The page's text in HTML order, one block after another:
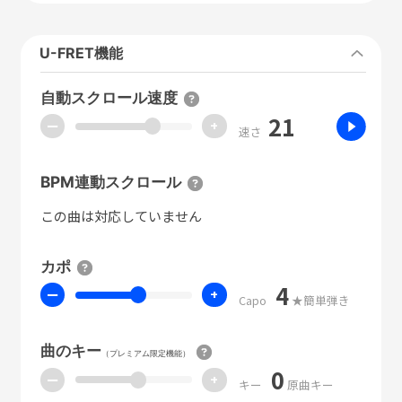
U-FRET機能
自動スクロール速度
ー + 速さ 21
BPM連動スクロール
この曲は対応していません
カポ
ー + Capo 4 ★簡単弾き
曲のキー（プレミアム限定機能）
ー + キー 0 原曲キー